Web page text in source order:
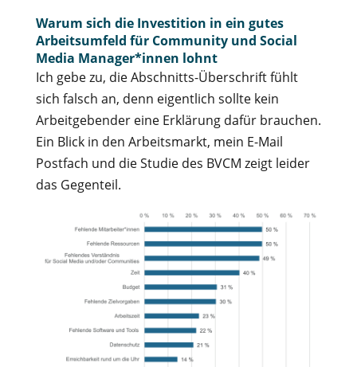
Warum sich die Investition in ein gutes
Arbeitsumfeld für Community und Social
Media Manager*innen lohnt
Ich gebe zu, die Abschnitts-Überschrift fühlt
sich falsch an, denn eigentlich sollte kein
Arbeitgebender eine Erklärung dafür brauchen.
Ein Blick in den Arbeitsmarkt, mein E-Mail
Postfach und die Studie des BVCM zeigt leider
das Gegenteil.